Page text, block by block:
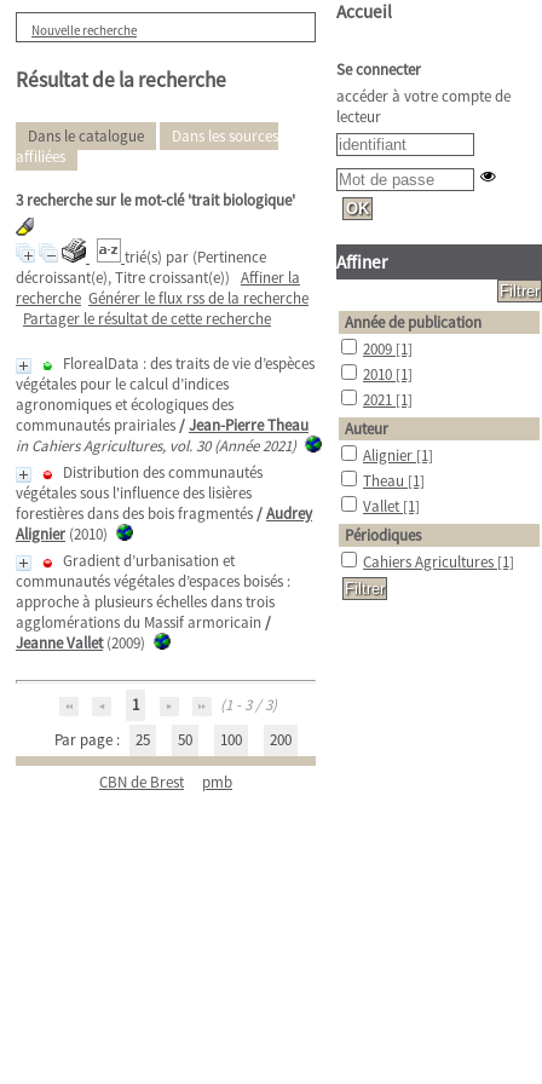
Nouvelle recherche
Résultat de la recherche
Dans le catalogue
Dans les sources
affiliées
3recherche sur le mot-clé'trait biologique'
trié(s) par (Pertinence
décroissant(e), Titre croissant(e)) Affiner la
recherche Générer le flux rss de la recherche
Partager le résultat de cette recherche
FlorealData : des traits de vie d’espèces
végétales pour le calcul d’indices
agronomiques et écologiques des
communautés prairiales/Jean-Pierre Theau
in Cahiers Agricultures, vol. 30 (Année 2021)
Distribution des communautés
végétales sous l'influence des lisières
forestières dans des bois fragmentés/Audrey
Alignier (2010)
Gradient d’urbanisation et
communautés végétales d’espaces boisés :
approche à plusieurs échelles dans trois
agglomérations du Massif armoricain /
Jeanne Vallet(2009)
1
(1 - 3 / 3)
Par page :
25 50 100 200
CBN de Brest pmb
Accueil
Se connecter
accéder à votre compte de
lecteur
Affiner
Année de publication
2009 [1]
2010 [1]
2021 [1]
Auteur
Alignier [1]
Theau [1]
Vallet [1]
Périodiques
Cahiers Agricultures [1]